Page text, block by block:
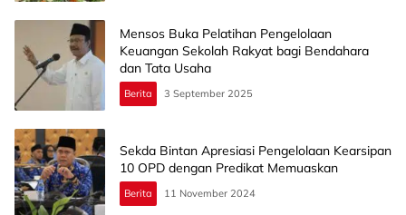
Mensos Buka Pelatihan Pengelolaan
Keuangan Sekolah Rakyat bagi Bendahara
dan Tata Usaha
Berita 3 September 2025
Sekda Bintan Apresiasi Pengelolaan Kearsipan
10 OPD dengan Predikat Memuaskan
Berita 11 November 2024